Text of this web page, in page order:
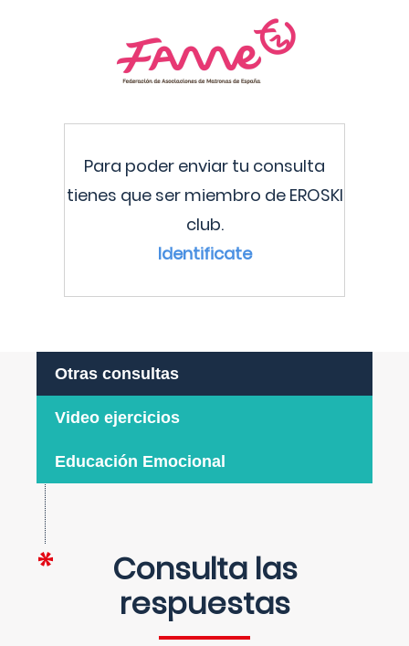
Para poder enviar tu consulta
tienes que ser miembro de EROSKI
club.
Identificate
Otras consultas
Video ejercicios
Educación Emocional
Consulta las
respuestas